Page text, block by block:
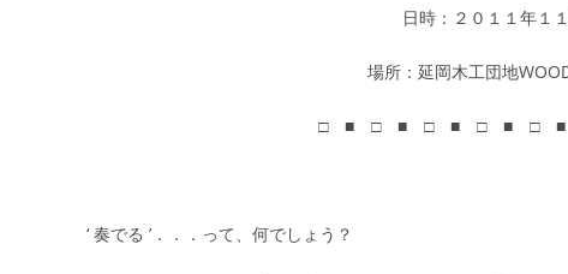
日時：２０１１年１
場所：延岡木工団地
□ ■ □ ■ □ ■ □ ■ □
‘ 奏でる ’．．．って、何でしょう？